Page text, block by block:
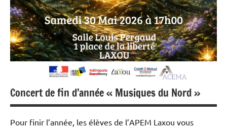
Concert de fin d’année « Musiques du Nord »
Pour finir l’année, les élèves de l’APEM Laxou vous